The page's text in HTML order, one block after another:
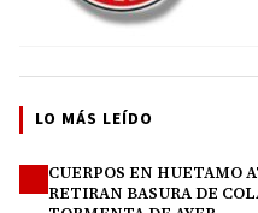
LO MÁS LEÍDO
CUERPOS EN HUETAMO
RETIRAN BASURA DE